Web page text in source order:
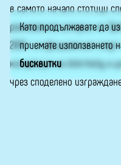
в самото начало стотици
разказаните истории на
2019 г. е официалният
концепция на dobrite.bg е
чрез споделено
Като продължавате да
приемате използването
бисквитки